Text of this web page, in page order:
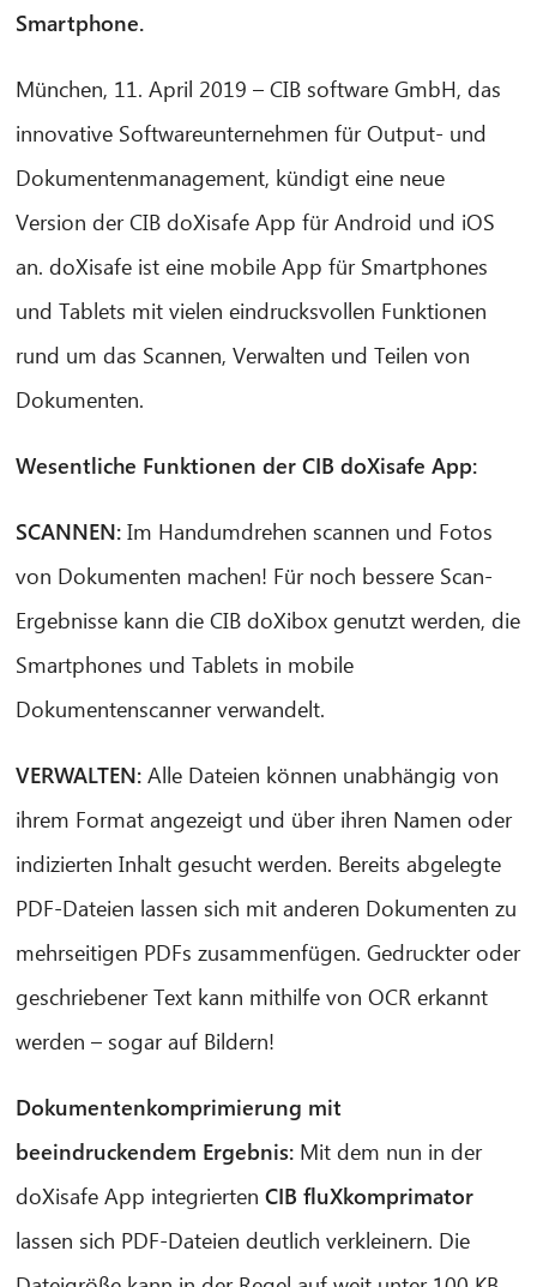
Smartphone.
München, 11. April 2019 – CIB software GmbH, das
innovative Softwareunternehmen für Output- und
Dokumentenmanagement, kündigt eine neue
Version der CIB doXisafe App für Android und iOS
an. doXisafe ist eine mobile App für Smartphones
und Tablets mit vielen eindrucksvollen Funktionen
rund um das Scannen, Verwalten und Teilen von
Dokumenten.
Wesentliche Funktionen der CIB doXisafe App:
SCANNEN: Im Handumdrehen scannen und Fotos
von Dokumenten machen! Für noch bessere Scan-
Ergebnisse kann die CIB doXibox genutzt werden, die
Smartphones und Tablets in mobile
Dokumentenscanner verwandelt.
VERWALTEN: Alle Dateien können unabhängig von
ihrem Format angezeigt und über ihren Namen oder
indizierten Inhalt gesucht werden. Bereits abgelegte
PDF-Dateien lassen sich mit anderen Dokumenten zu
mehrseitigen PDFs zusammenfügen. Gedruckter oder
geschriebener Text kann mithilfe von OCR erkannt
werden – sogar auf Bildern!
Dokumentenkomprimierung mit
beeindruckendem Ergebnis: Mit dem nun in der
doXisafe App integriertenCIB fluXkomprimator
lassen sich PDF-Dateien deutlich verkleinern. Die